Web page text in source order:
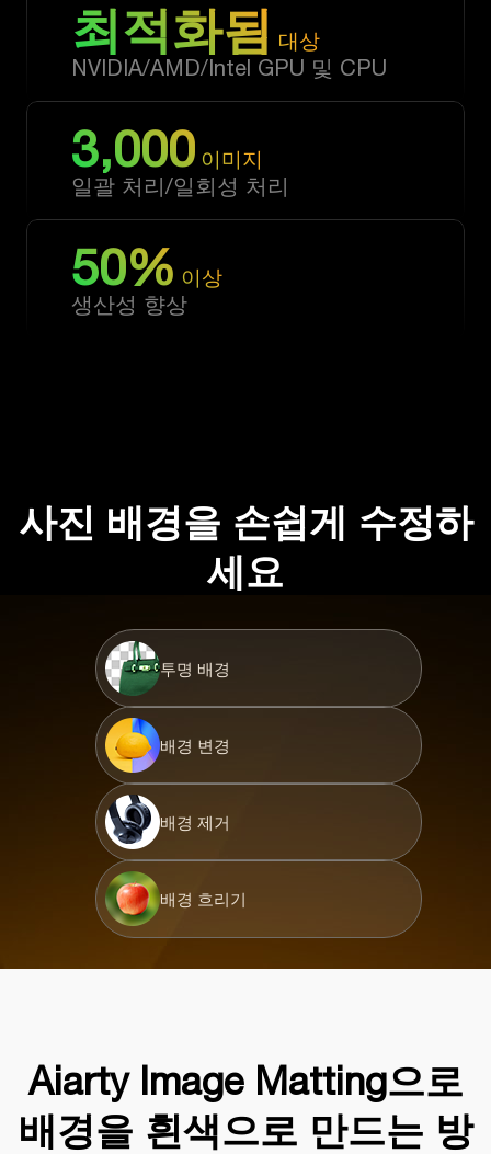
최적화됨 대상
NVIDIA/AMD/Intel GPU 및 CPU
3,000이미지
일괄 처리/일회성 처리
50% 이상
생산성 향상
사진 배경을 손쉽게 수정하
세요
투명 배경
배경 변경
배경 제거
배경 흐리기
Aiarty Image Matting으로
배경을 흰색으로 만드는 방